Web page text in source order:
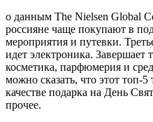
о данным The Nielsen Global
россияне чаще покупают в
мероприятия и путевки.
идет электроника. Завершает
косметика, парфюмерия и
можно сказать, что этот топ-5
качестве подарка на День
прочее.